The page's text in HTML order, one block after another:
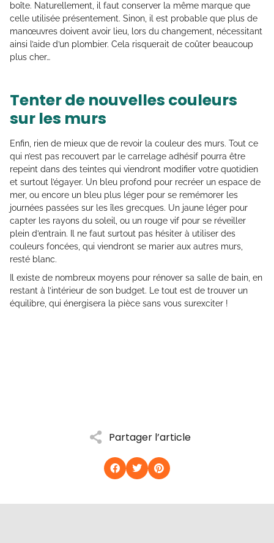
Partager l’article
boîte. Naturellement, il faut conserver la même marque que
celle utilisée présentement. Sinon, il est probable que plus de
manœuvres doivent avoir lieu, lors du changement, nécessitant
ainsi l’aide d’un plombier. Cela risquerait de coûter beaucoup
plus cher…
Tenter de nouvelles couleurs
sur les murs
Enfin, rien de mieux que de revoir la couleur des murs. Tout ce
qui n’est pas recouvert par le carrelage adhésif pourra être
repeint dans des teintes qui viendront modifier votre quotidien
et surtout l’égayer. Un bleu profond pour recréer un espace de
mer, ou encore un bleu plus léger pour se remémorer les
journées passées sur les îles grecques. Un jaune léger pour
capter les rayons du soleil, ou un rouge vif pour se réveiller
plein d’entrain. Il ne faut surtout pas hésiter à utiliser des
couleurs foncées, qui viendront se marier aux autres murs,
resté blanc.
Il existe de nombreux moyens pour rénover sa salle de bain, en
restant à l’intérieur de son budget. Le tout est de trouver un
équilibre, qui énergisera la pièce sans vous surexciter !